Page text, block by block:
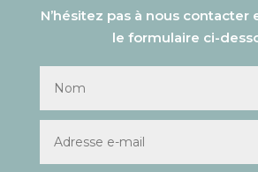
N’hésitez pas à nous contacter
le formulaire ci-